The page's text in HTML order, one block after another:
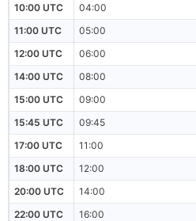
10:00 UTC
04:00
11:00 UTC
05:00
12:00 UTC
06:00
14:00 UTC
08:00
15:00 UTC
09:00
15:45 UTC
09:45
17:00 UTC
11:00
18:00 UTC
12:00
20:00 UTC
14:00
22:00 UTC
16:00